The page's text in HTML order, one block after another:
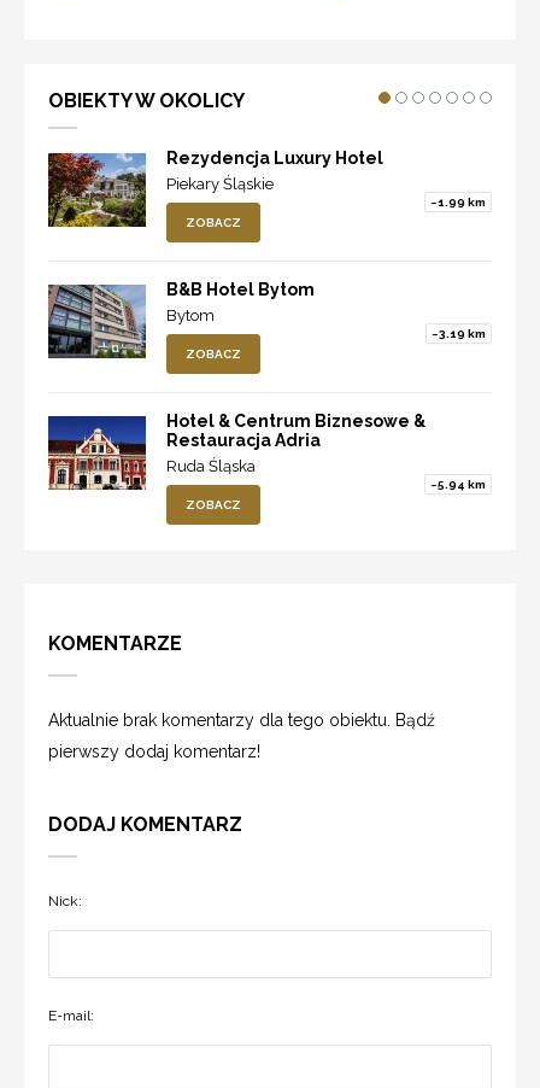
OBIEKTY W OKOLICY
Rezydencja Luxury Hotel
Piekary Śląskie
~1.99 km
ZOBACZ
B&B Hotel Bytom
Bytom
~3.19 km
ZOBACZ
Hotel & Centrum Biznesowe &
Restauracja Adria
Ruda Śląska
~5.94 km
ZOBACZ
KOMENTARZE
Aktualnie brak komentarzy dla tego obiektu. Bądź
pierwszy dodaj komentarz!
DODAJ KOMENTARZ
Nick:
E-mail: